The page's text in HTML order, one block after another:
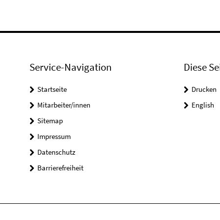
Service-Navigation
Startseite
Mitarbeiter/innen
Sitemap
Impressum
Datenschutz
Barrierefreiheit
Diese
Drucken
English